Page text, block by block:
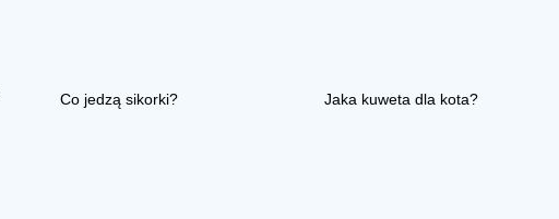
Co jedzą sikorki? Jaka kuweta dla kota?